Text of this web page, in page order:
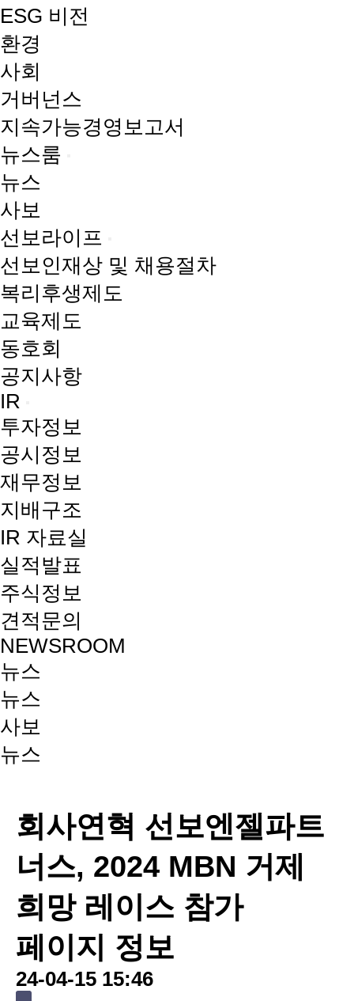
ESG 비전
환경
사회
거버넌스
지속가능경영보고서
뉴스룸
뉴스
사보
선보라이프
선보인재상 및 채용절차
복리후생제도
교육제도
동호회
공지사항
IR
투자정보
공시정보
재무정보
지배구조
IR 자료실
실적발표
주식정보
견적문의
NEWSROOM
뉴스
뉴스
사보
뉴스
회사연혁 선보엔젤파트
너스, 2024 MBN 거제
희망 레이스 참가
페이지 정보
24-04-15 15:46